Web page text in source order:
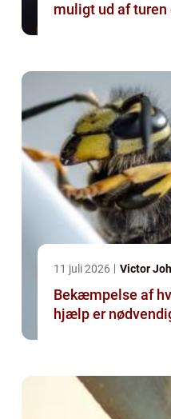
muligt ud af turen
11 juli 2026 Victor
Bekæmpelse af
hjælp er